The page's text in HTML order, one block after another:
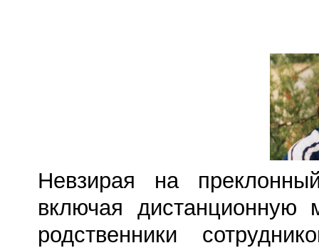
Невзирая на
включая дистанционную
родственники